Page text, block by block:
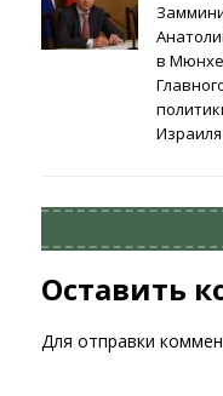
в
Оставить
Для отправки